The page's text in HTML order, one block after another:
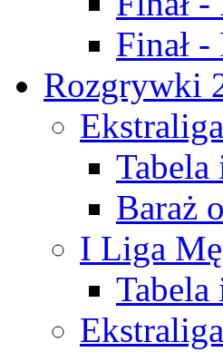
Finał -
Rozgrywki
Baraż
I Liga